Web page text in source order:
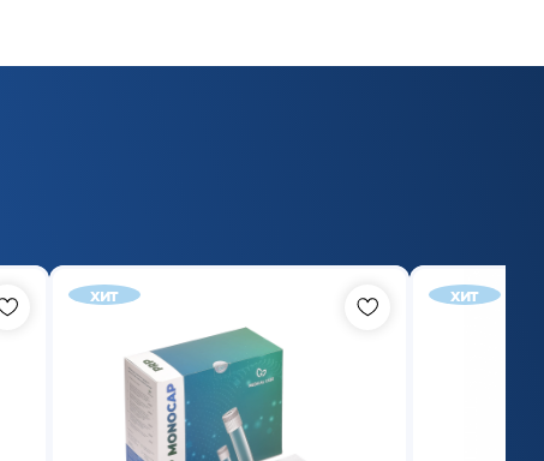
хит хит